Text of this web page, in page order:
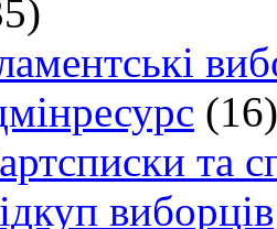
(16)
та
виборців